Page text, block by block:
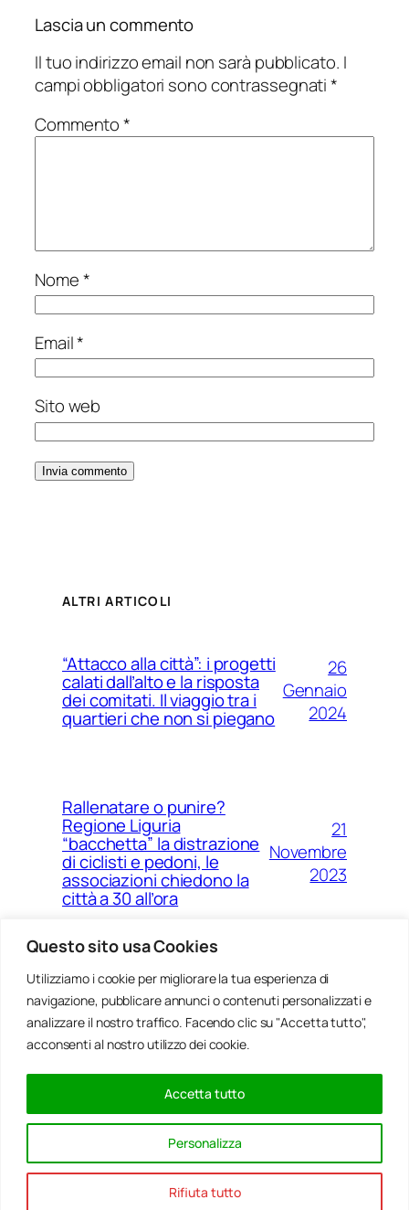
Questo sito usa Cookies
Utilizziamo i cookie per migliorare la tua esperienza di
navigazione, pubblicare annunci o contenuti personalizzati e
analizzare il nostro traffico. Facendo clic su "Accetta tutto",
acconsenti al nostro utilizzo dei cookie.
Personalizza
Rifiuta tutto
Accetta tutto
Lascia un commento
Il tuo indirizzo email non sarà pubblicato. I
campi obbligatori sono contrassegnati*
Commento*
Nome*
Email*
Sito web
ALTRI ARTICOLI
“Attacco alla città”: i progetti
calati dall’alto e la risposta
dei comitati. Il viaggio tra i
quartieri che non si piegano
26
Gennaio
2024
Rallenatare o punire?
Regione Liguria
“bacchetta” la distrazione
di ciclisti e pedoni, le
associazioni chiedono la
città a 30 all’ora
21
Novembre
2023
Ponte Morandi e quell’anno
zero che non è mai arrivato a
Genova
Agosto
2023
Rinnovabili, al passo della
Bocchetta un parco eolico
con 5 pale da 150 metri
Gennaio